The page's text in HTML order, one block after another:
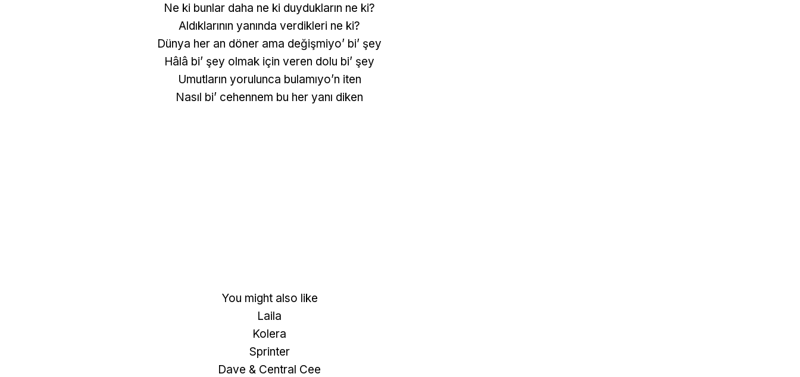
Ne ki bunlar daha ne ki duydukların ne ki?
Aldıklarının yanında verdikleri ne ki?
Dünya her an döner ama değişmiyo’ bi’ şey
Hâlâ bi’ şey olmak için veren dolu bi’ şey
Umutların yorulunca bulamıyo’n iten
Nasıl bi’ cehennem bu her yanı diken
You might also like
Laila
Kolera
Sprinter
Dave & Central Cee